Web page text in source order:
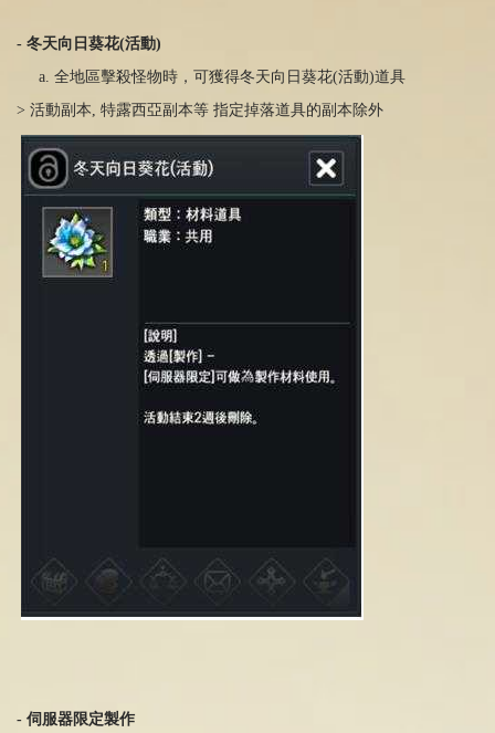
- 冬天向日葵花(活動)
a. 全地區擊殺怪物時，可獲得冬天向日葵花(活動)道具
> 活動副本, 特露西亞副本等 指定掉落道具的副本除外
- 伺服器限定製作